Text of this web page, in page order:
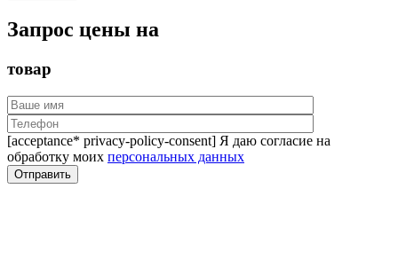
Запрос цены на
товар
[acceptance* privacy-policy-consent] Я даю согласие на
обработку моих персональных данных